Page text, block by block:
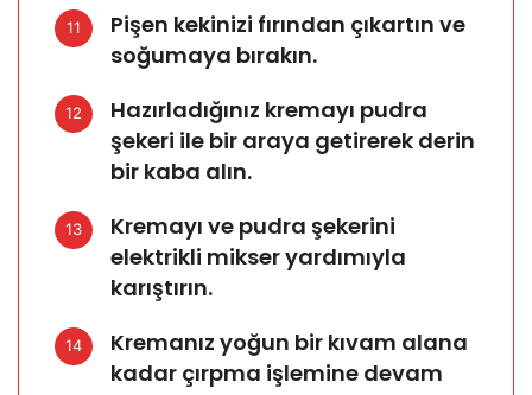
11
Pişen kekinizi fırından çıkartın ve
soğumaya bırakın.
12
Hazırladığınız kremayı pudra
şekeri ile bir araya getirerek derin
bir kaba alın.
13
Kremayı ve pudra şekerini
elektrikli mikser yardımıyla
karıştırın.
14
Kremanız yoğun bir kıvam alana
kadar çırpma işlemine devam